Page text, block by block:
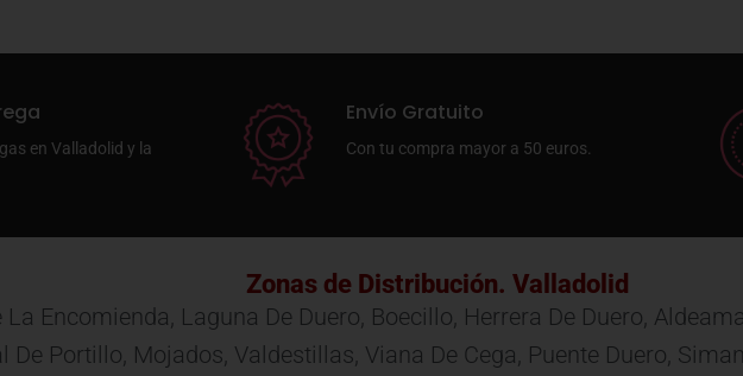
en Valladolid y la
Envío Gratuito
Con tu compra mayor a 50 euros.
Zonas de Distribución. Valladolid
Encomienda, Laguna De Duero, Boecillo, Herrera De Duero,
De Portillo, Mojados, Valdestillas, Viana De Cega, Puente Duero,